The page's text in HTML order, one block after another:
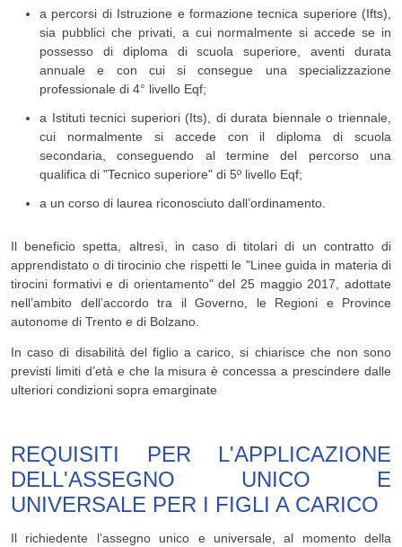
a percorsi di Istruzione e formazione tecnica superiore (Ifts),
sia pubblici che privati, a cui normalmente si accede se in
possesso di diploma di scuola superiore, aventi durata
annuale e con cui si consegue una specializzazione
professionale di 4° livello Eqf;
a Istituti tecnici superiori (Its), di durata biennale o triennale,
cui normalmente si accede con il diploma di scuola
secondaria, conseguendo al termine del percorso una
qualifica di "Tecnico superiore" di 5º livello Eqf;
a un corso di laurea riconosciuto dall’ordinamento.
Il beneficio spetta, altresì, in caso di titolari di un contratto di
apprendistato o di tirocinio che rispetti le "Linee guida in materia di
tirocini formativi e di orientamento" del 25 maggio 2017, adottate
nell’ambito dell’accordo tra il Governo, le Regioni e Province
autonome di Trento e di Bolzano.
In caso di disabilità del figlio a carico, si chiarisce che non sono
previsti limiti d’età e che la misura è concessa a prescindere dalle
ulteriori condizioni sopra emarginate
REQUISITI PER L'APPLICAZIONE
DELL'ASSEGNO UNICO E
UNIVERSALE PER I FIGLI A CARICO
Il richiedente l’assegno unico e universale, al momento della